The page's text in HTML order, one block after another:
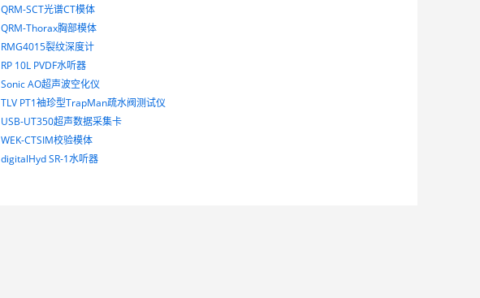
QRM-SCT光谱CT模体
QRM-Thorax胸部模体
RMG4015裂纹深度计
RP 10L PVDF水听器
Sonic AO超声波空化仪
TLV PT1袖珍型TrapMan疏水阀测试仪
USB-UT350超声数据采集卡
WEK-CTSIM校验模体
digitalHyd SR-1水听器